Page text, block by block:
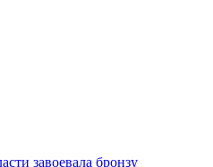
завоевала бронзу